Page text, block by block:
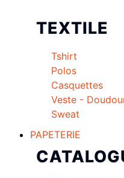
TEXTILE
Tshirt
Polos
Casquettes
Veste -
Sweat
PAPETERIE